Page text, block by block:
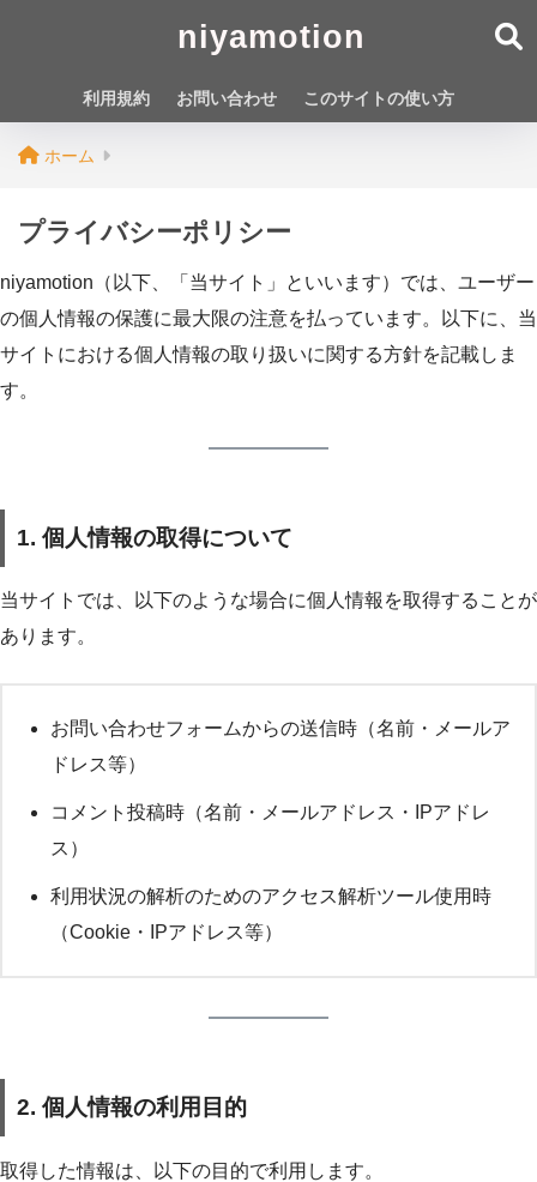
niyamotion
利用規約 お問い合わせ このサイトの使い方
ホーム
プライバシーポリシー
niyamotion（以下、「当サイト」といいます）では、ユーザー
の個人情報の保護に最大限の注意を払っています。以下に、当
サイトにおける個人情報の取り扱いに関する方針を記載しま
す。
1. 個人情報の取得について
当サイトでは、以下のような場合に個人情報を取得することが
あります。
お問い合わせフォームからの送信時（名前・メールア
ドレス等）
コメント投稿時（名前・メールアドレス・IPアドレ
ス）
利用状況の解析のためのアクセス解析ツール使用時
（Cookie・IPアドレス等）
2. 個人情報の利用目的
取得した情報は、以下の目的で利用します。